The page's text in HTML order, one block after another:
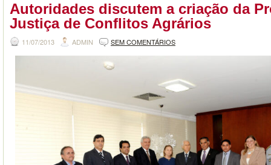
Autoridades discutem a criação da
Justiça de Conflitos Agrários
11/07/2013 ADMIN SEM COMENTÁRIOS